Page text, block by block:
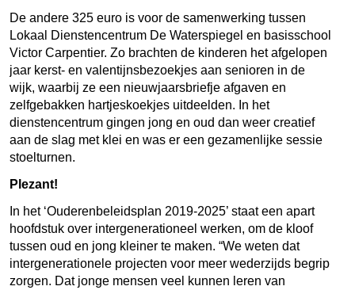
De andere 325 euro is voor de samenwerking tussen
Lokaal Dienstencentrum De Waterspiegel en basisschool
Victor Carpentier. Zo brachten de kinderen het afgelopen
jaar kerst- en valentijnsbezoekjes aan senioren in de
wijk, waarbij ze een nieuwjaarsbriefje afgaven en
zelfgebakken hartjeskoekjes uitdeelden. In het
dienstencentrum gingen jong en oud dan weer creatief
aan de slag met klei en was er een gezamenlijke sessie
stoelturnen.
Plezant!
In het ‘Ouderenbeleidsplan 2019-2025’ staat een apart
hoofdstuk over intergenerationeel werken, om de kloof
tussen oud en jong kleiner te maken. “We weten dat
intergenerationele projecten voor meer wederzijds begrip
zorgen. Dat jonge mensen veel kunnen leren van